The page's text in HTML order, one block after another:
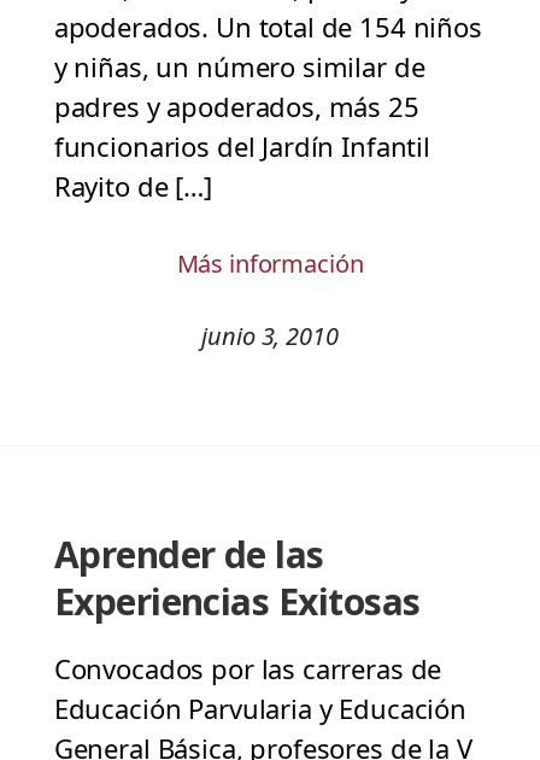
apoderados. Un total de 154 niños
y niñas, un número similar de
padres y apoderados, más 25
funcionarios del Jardín Infantil
Rayito de […]
Más información
junio 3, 2010
Aprender de las
Experiencias Exitosas
Convocados por las carreras de
Educación Parvularia y Educación
General Básica, profesores de la V